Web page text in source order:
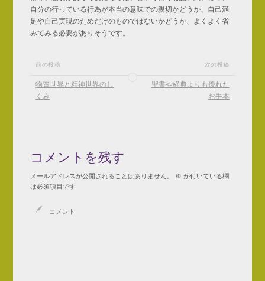
自分の行っている行為が本当の意味での親切かどうか、自己満
足や自己実現のためだけのものではないかどうか、よくよく省
みてみる必要がありそうです。
前の投稿
物質世界と精神世界のし
くみ
次の投稿
聖書や経典よりも優れた
お手本
コメントを残す
メールアドレスが公開されることはありません。 ※ が付いている欄
は必須項目です